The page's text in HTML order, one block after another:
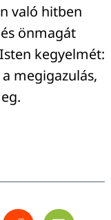
való hitben
önmagát
kegyelmét:
megigazulás,